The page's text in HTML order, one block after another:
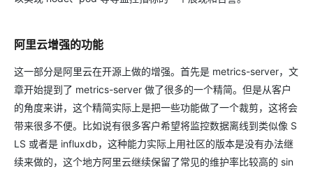
阿里云增强的功能
这一部分是阿里云在开源上做的增强。首先是 metrics-server，文
章开始提到了 metrics-server 做了很多的一个精简。但是从客户
的角度来讲，这个精简实际上是把一些功能做了一个裁剪，这将会
带来很多不便。比如说有很多客户希望将监控数据离线到类似像 S
LS 或者是 influxdb，这种能力实际上用社区的版本是没有办法继
续来做的，这个地方阿里云继续保留了常见的维护率比较高的 sin